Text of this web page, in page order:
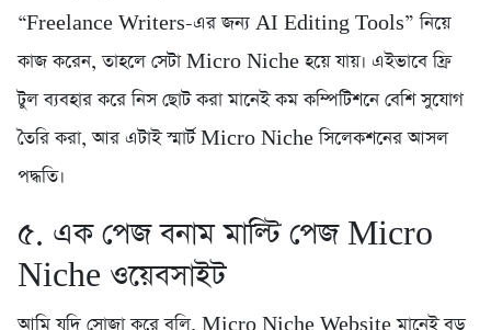
“Freelance Writers-এর জন্য AI Editing Tools” নিয়ে
কাজ করেন, তাহলে সেটা Micro Niche হয়ে যায়। এইভাবে ফ্রি
টুল ব্যবহার করে নিস ছোট করা মানেই কম কম্পিটিশনে বেশি সুযোগ
তৈরি করা, আর এটাই স্মার্ট Micro Niche সিলেকশনের আসল
পদ্ধতি।
৫. এক পেজ বনাম মাল্টি পেজ Micro
Niche ওয়েবসাইট